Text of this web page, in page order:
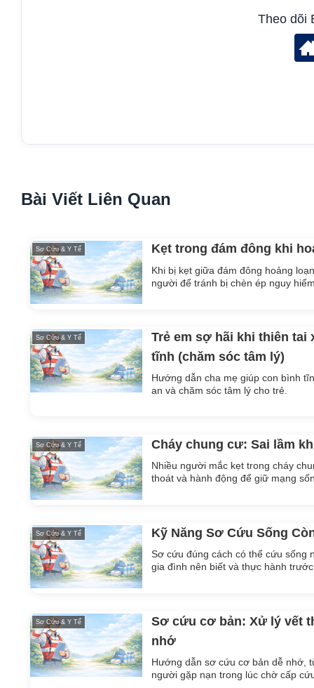
Theo dõi
Bài Viết Liên Quan
Sơ Cứu & Y Tế Kẹt trong đám đông khi
Khi bị kẹt giữa đám đông hoảng
người để tránh bị chèn ép nguy
Sơ Cứu & Y Tế
Trẻ em sợ hãi khi thiên tai
tĩnh (chăm sóc tâm lý)
Hướng dẫn cha mẹ giúp con bình
an và chăm sóc tâm lý cho trẻ.
Sơ Cứu & Y Tế Cháy chung cư: Sai lầm
Nhiều người mắc kẹt trong cháy
thoát và hành động để giữ mạng
Sơ Cứu & Y Tế Kỹ Năng Sơ Cứu Sống
Sơ cứu đúng cách có thể cứu sống
gia đình nên biết và thực hành
Sơ Cứu & Y Tế
Sơ cứu cơ bản: Xử lý vết
nhớ
Hướng dẫn sơ cứu cơ bản dễ nhớ,
người gặp nạn trong lúc chờ cấp